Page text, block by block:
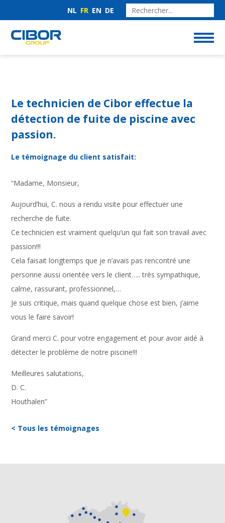
NL FR EN DE
Le technicien de Cibor effectue la
détection de fuite de piscine avec
passion.
Le témoignage du client satisfait:
“Madame, Monsieur,
Aujourd’hui, C. nous a rendu visite pour effectuer une
recherche de fuite.
Ce technicien est vraiment quelqu’un qui fait son travail avec
passion!!!
Cela faisait longtemps que je n’avais pas rencontré une
personne aussi orientée vers le client….. très sympathique,
calme, rassurant, professionnel,…
Je suis critique, mais quand quelque chose est bien, j’aime
vous le faire savoir!
Grand merci C. pour votre engagement et pour avoir aidé à
détecter le problème de notre piscine!!!
Meilleures salutations,
D. C.
Houthalen”
< Tous les témoignages